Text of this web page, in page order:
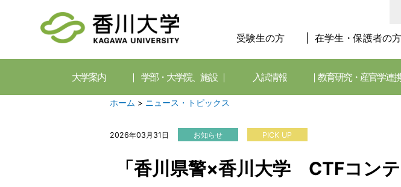
受験生の方 在学生・保護者の方
大学案内 学部・大学院、施設 入試情報 教育研究・産官学連
ホーム > ニュース・トピックス
2026年03月31日 お知らせ PICK UP
「香川県警×香川大学 CTFコン